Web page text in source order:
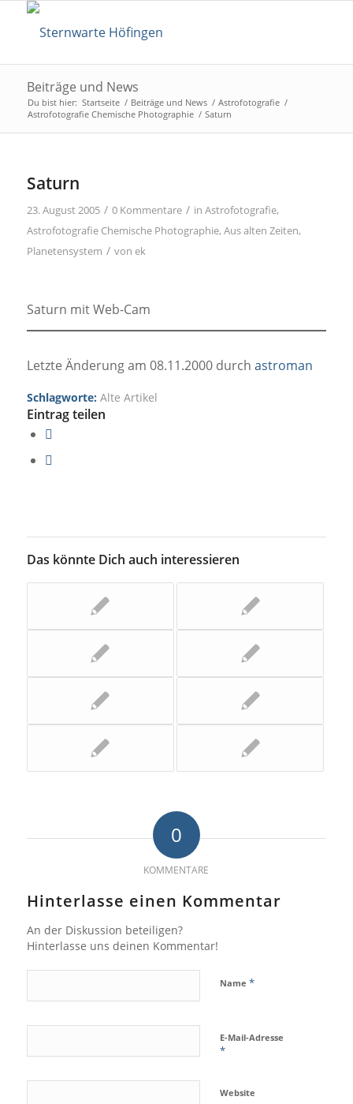
Beiträge und News
Du bist hier: Startseite / Beiträge und News / Astrofotografie /
Astrofotografie Chemische Photographie / Saturn
Saturn
23. August 2005 / 0 Kommentare / in Astrofotografie,
Astrofotografie Chemische Photographie, Aus alten Zeiten,
Planetensystem / von ek
Saturn mit Web-Cam
Letzte Änderung am 08.11.2000 durch astroman
Schlagworte: Alte Artikel
Eintrag teilen
Das könnte Dich auch interessieren
0
KOMMENTARE
Hinterlasse einen Kommentar
An der Diskussion beteiligen?
Hinterlasse uns deinen Kommentar!
Name *
E-Mail-Adresse
*
Website